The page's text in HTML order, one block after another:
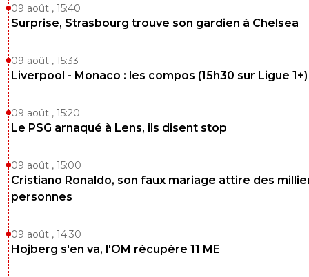
09 août , 15:40
Surprise, Strasbourg trouve son gardien à Chelsea
09 août , 15:33
Liverpool - Monaco : les compos (15h30 sur Ligue 1+)
09 août , 15:20
Le PSG arnaqué à Lens, ils disent stop
09 août , 15:00
Cristiano Ronaldo, son faux mariage attire des
personnes
09 août , 14:30
Hojberg s'en va, l'OM récupère 11 ME